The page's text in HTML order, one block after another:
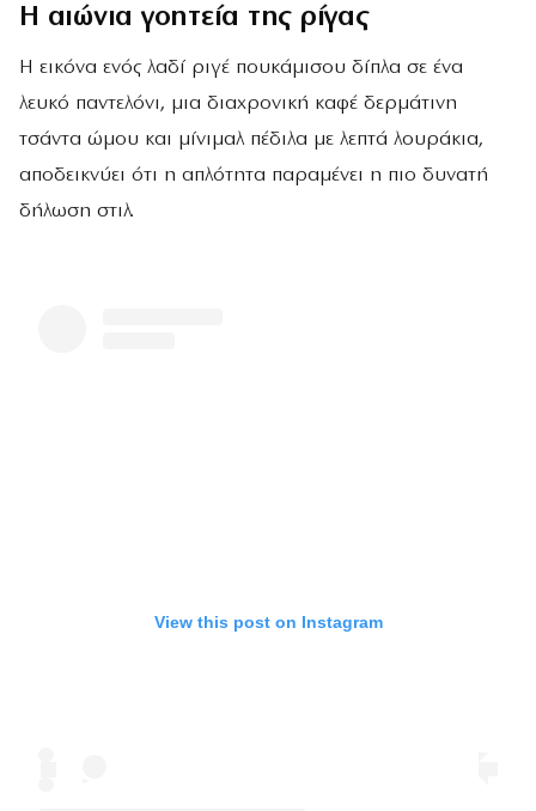
Η αιώνια γοητεία της ρίγας
Η εικόνα ενός λαδί ριγέ πουκάμισου δίπλα σε ένα
λευκό παντελόνι, μια διαχρονική καφέ δερμάτινη
τσάντα ώμου και μίνιμαλ πέδιλα με λεπτά λουράκια,
αποδεικνύει ότι η απλότητα παραμένει η πιο δυνατή
δήλωση στιλ.
View this post on Instagram